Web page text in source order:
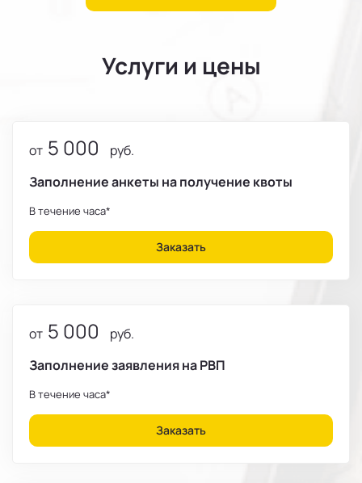
Услуги и цены
от 5 000
руб.
Заполнение анкеты на получение квоты
В течение часа*
Заказать
от 5 000
руб.
Заполнение заявления на РВП
В течение часа*
Заказать